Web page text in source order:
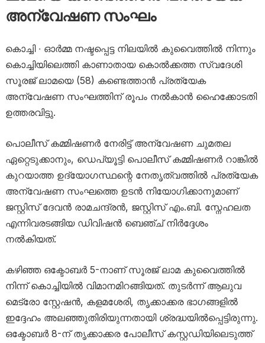
അന്വേഷണ സംഘം
കൊച്ചി ∙ ഓർമ്മ നഷ്ടപ്പെട്ട നിലയിൽ കുവൈത്തിൽ നിന്നും
കൊച്ചിയിലെത്തി കാണാതായ കൊൽക്കത്ത സ്വദേശി
സൂരജ് ലാമയെ (58) കണ്ടെത്താൻ പ്രത്യേക
അന്വേഷണ സംഘത്തിന് രൂപം നൽകാൻ ഹൈക്കോടതി
ഉത്തരവിട്ടു.
പൊലീസ് കമ്മിഷണർ നേരിട്ട് അന്വേഷണ ചുമതല
ഏറ്റെടുക്കാനും, ഡെപ്യൂട്ടി പൊലീസ് കമ്മിഷണർ റാങ്കിൽ
കുറയാത്ത ഉദ്യോഗസ്ഥന്റെ നേതൃത്വത്തിൽ പ്രത്യേക
അന്വേഷണ സംഘത്തെ ഉടൻ നിയോഗിക്കാനുമാണ്
ജസ്റ്റിസ് ദേവൻ രാമചന്ദ്രൻ, ജസ്റ്റിസ് എം.ബി. സ്നേഹലത
എന്നിവരടങ്ങിയ ഡിവിഷൻ ബെഞ്ച് നിർദ്ദേശം
നൽകിയത്.
കഴിഞ്ഞ ഒക്ടോബർ 5-നാണ് സൂരജ് ലാമ കുവൈത്തിൽ
നിന്ന് കൊച്ചിയിൽ വിമാനമിറങ്ങിയത്. തുടർന്ന് ആലുവ
മെട്രോ സ്റ്റേഷൻ, കളമശേരി, തൃക്കാക്കര ഭാഗങ്ങളിൽ
ഇദ്ദേഹം അലഞ്ഞുതിരിയുന്നതായി ശ്രദ്ധയിൽപ്പെട്ടിരുന്നു.
ഒക്ടോബർ 8-ന് തൃക്കാക്കര പോലീസ് കസ്റ്റഡിയിലെടുത്ത്